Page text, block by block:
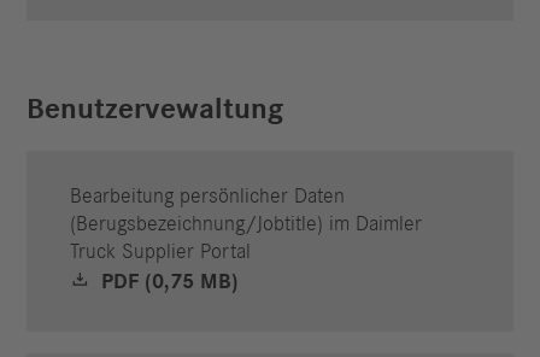
Benutzervewaltung
Bearbeitung persönlicher Daten
(Berugsbezeichnung/Jobtitle) im Daimler
Truck Supplier Portal
PDF (0,75 MB)